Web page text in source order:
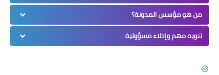
من هو مؤسس المدونة؟
تنويه مهم وإخلاء مسؤولية